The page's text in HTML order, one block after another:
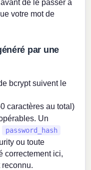
de le passer à
votre mot de
par une
bcrypt suivent le
caractères au total)
Un
password_hash
ou toute
correctement ici,